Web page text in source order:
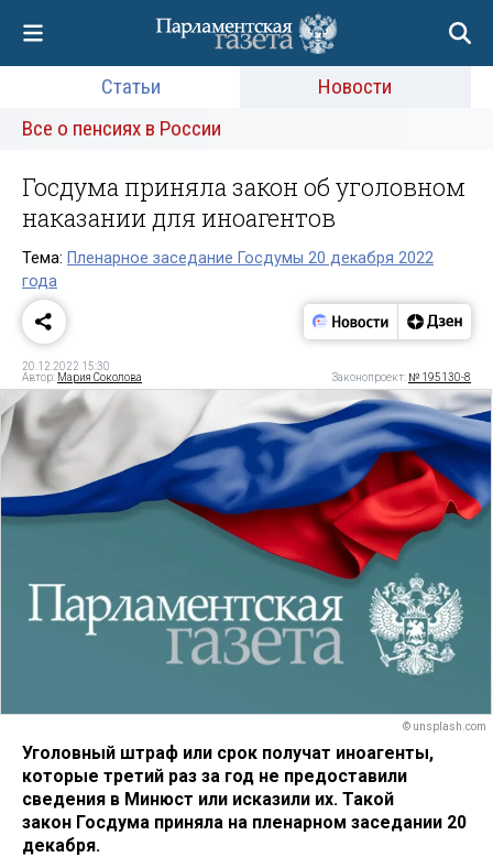
Статьи
Новости
Все о пенсиях в России
Госдума приняла закон об уголовном
наказании для иноагентов
Тема: Пленарное заседание Госдумы 20 декабря 2022
года
20.12.2022 15:30
Автор: Мария Соколова Законопроект: № 195130-8
© unsplash.com
Уголовный штраф или срок получат иноагенты,
которые третий раз за год не предоставили
сведения в Минюст или исказили их. Такой
закон Госдума приняла на пленарном заседании 20
декабря.